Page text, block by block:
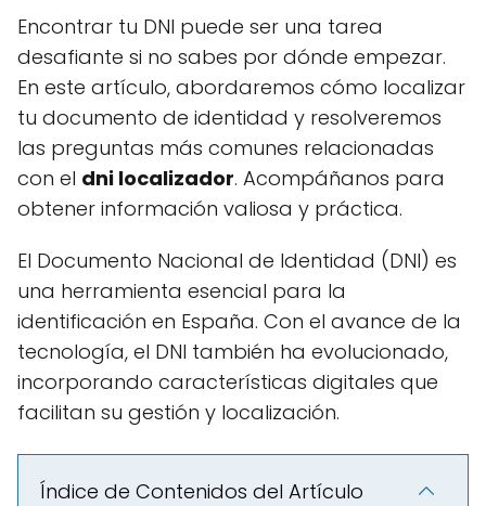
Encontrar tu DNI puede ser una tarea
desafiante si no sabes por dónde empezar.
En este artículo, abordaremos cómo localizar
tu documento de identidad y resolveremos
las preguntas más comunes relacionadas
con el dni localizador. Acompáñanos para
obtener información valiosa y práctica.
El Documento Nacional de Identidad (DNI) es
una herramienta esencial para la
identificación en España. Con el avance de la
tecnología, el DNI también ha evolucionado,
incorporando características digitales que
facilitan su gestión y localización.
Índice de Contenidos del Artículo